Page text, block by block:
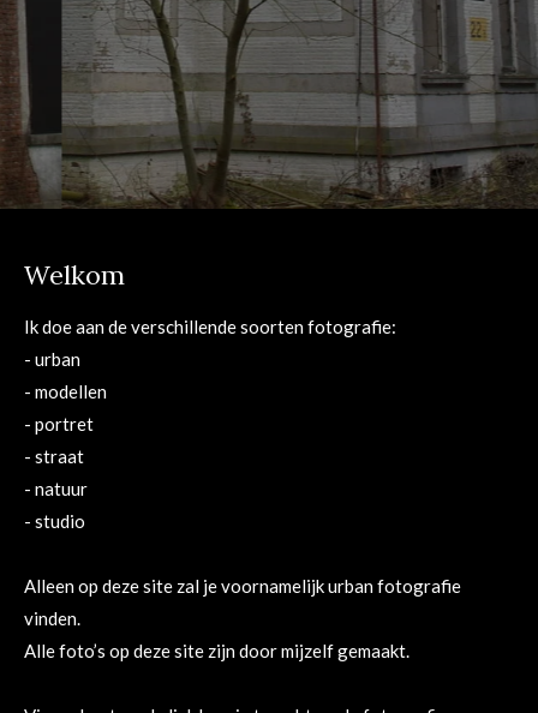
Welkom
Ik doe aan de verschillende soorten fotografie:
- urban
- modellen
- portret
- straat
- natuur
- studio
Alleen op deze site zal je voornamelijk urban fotografie
vinden.
Alle foto’s op deze site zijn door mijzelf gemaakt.